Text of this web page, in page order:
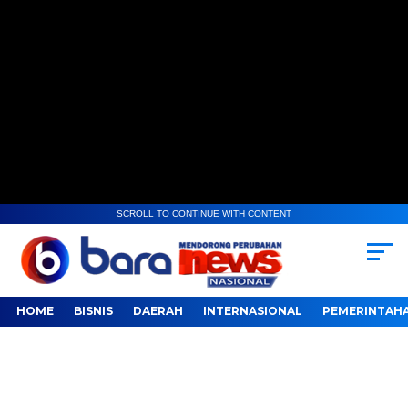
SCROLL TO CONTINUE WITH CONTENT
HOME BISNIS DAERAH INTERNASIONAL